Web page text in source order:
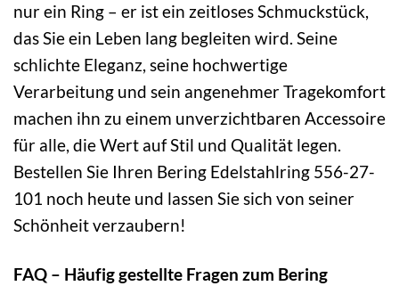
nur ein Ring – er ist ein zeitloses Schmuckstück,
das Sie ein Leben lang begleiten wird. Seine
schlichte Eleganz, seine hochwertige
Verarbeitung und sein angenehmer Tragekomfort
machen ihn zu einem unverzichtbaren Accessoire
für alle, die Wert auf Stil und Qualität legen.
Bestellen Sie Ihren Bering Edelstahlring 556-27-
101 noch heute und lassen Sie sich von seiner
Schönheit verzaubern!
FAQ – Häufig gestellte Fragen zum Bering